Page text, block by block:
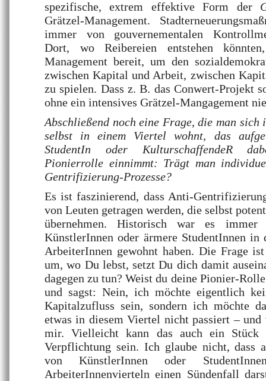
spezifische, extrem effektive Form der
Grätzel-Management.
immer von gouvernementalen
Dort, wo Reibereien entstehen
Management bereit, um den
zwischen Kapital und Arbeit, zwischen
zu spielen. Dass z. B. das Conwert-Projekt
ohne ein intensives Grätzel-Mangagement
Abschließend noch eine Frage, die man sich
selbst in einem Viertel wohnt, das
StudentIn oder KulturschaffendeR
Pionierrolle einnimmt: Trägt man
Gentrifizierung-Prozesse?
Es ist faszinierend, dass Anti-
von Leuten getragen werden, die selbst
übernehmen. Historisch war es
KünstlerInnen oder ärmere StudentInnen in
ArbeiterInnen gewohnt haben. Die Frage
um, wo Du lebst, setzt Du dich damit
dagegen zu tun? Weist du deine Pionier-
und sagst: Nein, ich möchte eigentlich
Kapitalzufluss sein, sondern ich möchte
etwas in diesem Viertel nicht passiert –
mir. Vielleicht kann das auch ein Stück
Verpflichtung sein. Ich glaube nicht, dass
von KünstlerInnen oder
ArbeiterInnenvierteln einen Sündenfall